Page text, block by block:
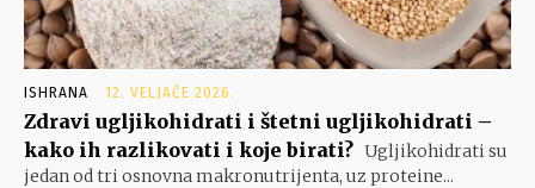
ISHRANA 12. VELJAČE 2026.
Zdravi ugljikohidrati i štetni ugljikohidrati –
kako ih razlikovati i koje birati? Ugljikohidrati su
jedan od tri osnovna makronutrijenta, uz proteine...